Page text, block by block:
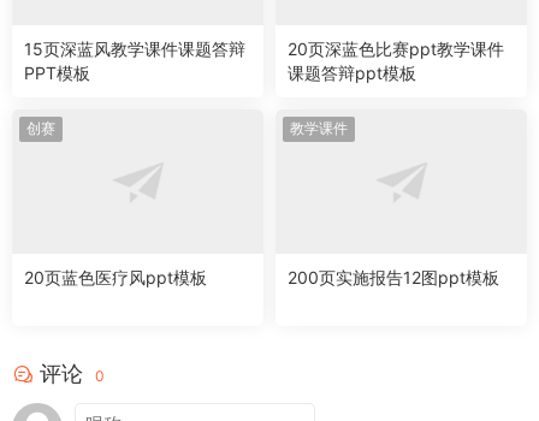
15页深蓝风教学课件课题答辩
PPT模板
20页深蓝色比赛ppt教学课件
课题答辩ppt模板
创赛
20页蓝色医疗风ppt模板
教学课件
200页实施报告12图ppt模板
评论 0